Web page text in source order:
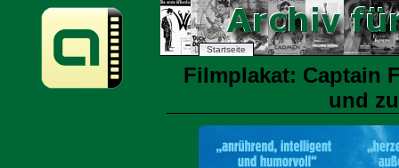
Startseite
Filmplakat: Captain
und